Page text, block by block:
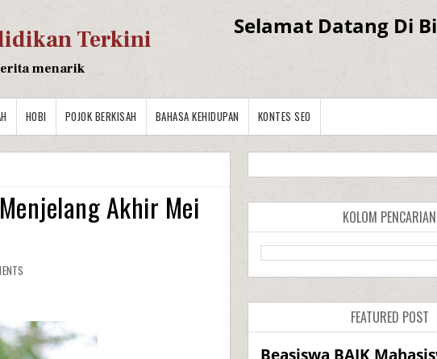
Terkini
menarik
Selamat Datang Di
HOBI POJOK BERKISAH BAHASA KEHIDUPAN KONTES SEO
Akhir Mei
KOLOM PENCARIAN
FEATURED POST
Beasiswa BAIK